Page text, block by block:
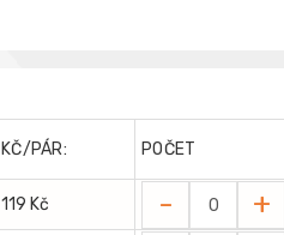
KČ/PÁR: POČET
119 Kč - +